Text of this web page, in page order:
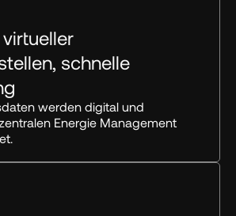
schnelle
werden digital und
Energie Management